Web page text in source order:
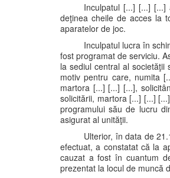
Inculpatul [...] [...]
deţinea cheile de acces la
aparatelor de joc.
Inculpatul lucra în
fost programat de serviciu.
la sediul central al
motiv pentru care, numita
martora [...] [...] [...],
solicitării, martora [...] [...]
programului său de lucru
asigurat al unităţii.
Ulterior, în data de
efectuat, a constatat că la
cauzat a fost în cuantum
prezentat la locul de muncă